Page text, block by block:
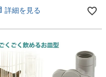
詳細を見る